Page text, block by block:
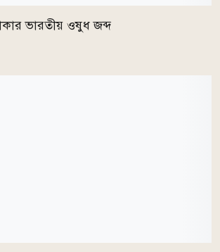
ভারতীয় ওষুধ জব্দ